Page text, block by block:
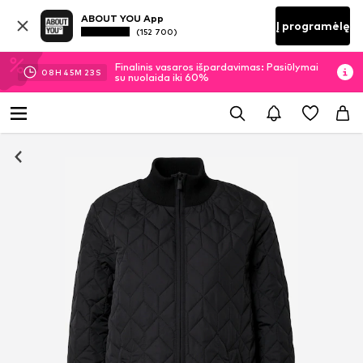
ABOUT YOU App
(152 700) Į programėlę
08H 45M 22 S
Finalinis vasaros išpardavimas: Pasiūlymai
su nuolaida iki 60%